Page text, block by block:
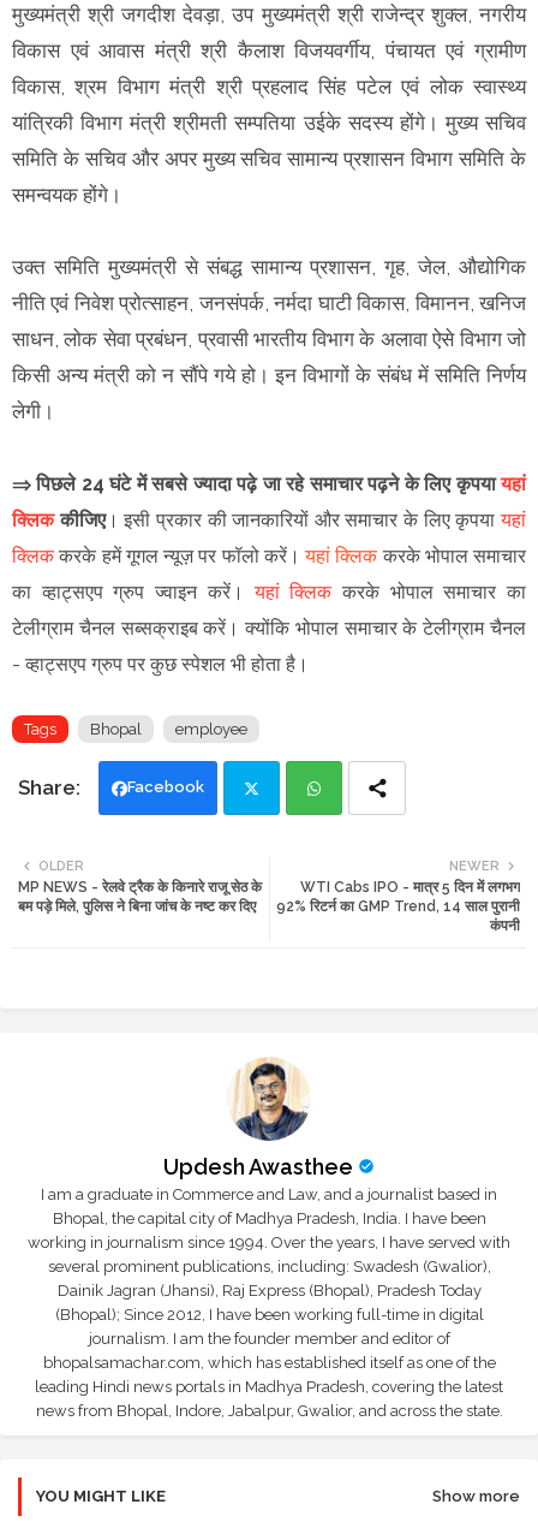
मुख्यमंत्री श्री जगदीश देवड़ा, उप मुख्यमंत्री श्री राजेन्द्र शुक्ल, नगरीय
विकास एवं आवास मंत्री श्री कैलाश विजयवर्गीय, पंचायत एवं ग्रामीण
विकास, श्रम विभाग मंत्री श्री प्रहलाद सिंह पटेल एवं लोक स्वास्थ्य
यांत्रिकी विभाग मंत्री श्रीमती सम्पतिया उईके सदस्य होंगे। मुख्य सचिव
समिति के सचिव और अपर मुख्य सचिव सामान्य प्रशासन विभाग समिति के
समन्वयक होंगे।
उक्त समिति मुख्यमंत्री से संबद्ध सामान्य प्रशासन, गृह, जेल, औद्योगिक
नीति एवं निवेश प्रोत्साहन, जनसंपर्क, नर्मदा घाटी विकास, विमानन, खनिज
साधन, लोक सेवा प्रबंधन, प्रवासी भारतीय विभाग के अलावा ऐसे विभाग जो
किसी अन्य मंत्री को न सौंपे गये हो। इन विभागों के संबंध में समिति निर्णय
लेगी।
⇒ पिछले 24 घंटे में सबसे ज्यादा पढ़े जा रहे समाचार पढ़ने के लिए कृपयायहां
क्लिककीजिए।इसी प्रकार की जानकारियों और समाचार के लिए कृपयायहां
क्लिक करके हमें गूगल न्यूज़ पर फॉलो करें।यहां क्लिककरके भोपाल समाचार
का व्हाट्सएप ग्रुप ज्वाइन करें। यहां क्लिक करके भोपाल समाचार का
टेलीग्राम चैनल सब्सक्राइब करें।क्योंकि भोपाल समाचार के टेलीग्राम चैनल
- व्हाट्सएप ग्रुप पर कुछ स्पेशल भी होता है।
Tags Bhopal employee
Facebook
tte ats
NEWER
WTI Cabs IPO - मात्र 5 दिन में लगभग
92% रिटर्न का GMP Trend, 14 साल पुरानी
कंपनी
OLDER
MP NEWS - रेलवे ट्रैक के किनारे राजू सेठ के
बम पड़े मिले, पुलिस ने बिना जांच के नष्ट कर दिए
Updesh Awasthee
I am a graduate in Commerce and Law, and a journalist based in
Bhopal, the capital city of Madhya Pradesh, India. I have been
working in journalism since 1994. Over the years, I have served with
several prominent publications, including: Swadesh (Gwalior),
Dainik Jagran (Jhansi), Raj Express (Bhopal), Pradesh Today
(Bhopal); Since 2012, I have been working full-time in digital
journalism. I am the founder member and editor of
bhopalsamachar.com, which has established itself as one of the
leading Hindi news portals in Madhya Pradesh, covering the latest
news from Bhopal, Indore, Jabalpur, Gwalior, and across the state.
YOU MIGHT LIKE Show more